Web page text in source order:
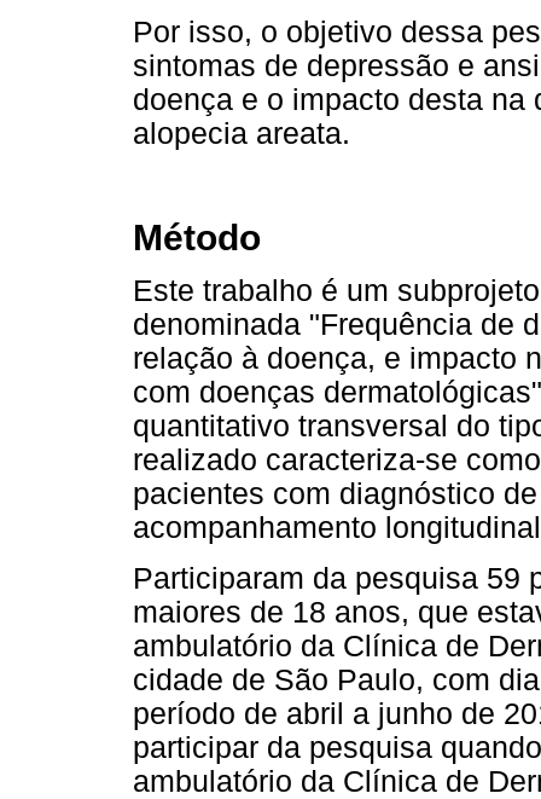
Por isso, o objetivo dessa
sintomas de depressão e
doença e o impacto desta
alopecia areata.
Método
Este trabalho é um
denominada "Frequência de
relação à doença, e impacto
com doenças
quantitativo transversal do
realizado caracteriza-se
pacientes com diagnóstico
acompanhamento
Participaram da pesquisa 59
maiores de 18 anos, que
ambulatório da Clínica de
cidade de São Paulo, com
período de abril a junho de
participar da pesquisa
ambulatório da Clínica de